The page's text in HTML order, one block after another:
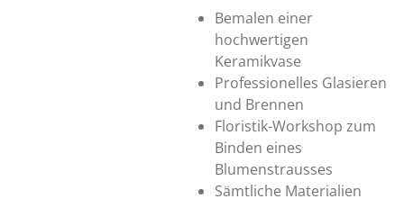
Bemalen einer
hochwertigen
Keramikvase
Professionelles Glasieren
und Brennen
Floristik-Workshop zum
Binden eines
Blumenstrausses
Sämtliche Materialien